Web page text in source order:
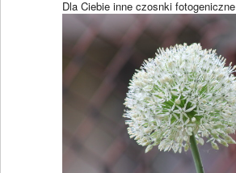
Dla Ciebie inne czosnki fotogeniczne